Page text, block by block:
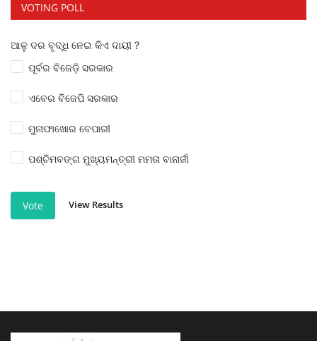
VOTING POLL
ଆଳୁ ଦର ବୃଦ୍ଧି ନେଇ କିଏ ଦାୟୀ ?
ପୂର୍ବର ବିଜେଡ଼ି ସରକାର
ଏବେର ବିଜେପି ସରକାର
ମୁନାଫାଖୋର ବେପାରୀ
ପଶ୍ଚିମବଙ୍ଗ ମୁଖ୍ୟମନ୍ତ୍ରୀ ମମତା ବାନାର୍ଜୀ
Vote View Results